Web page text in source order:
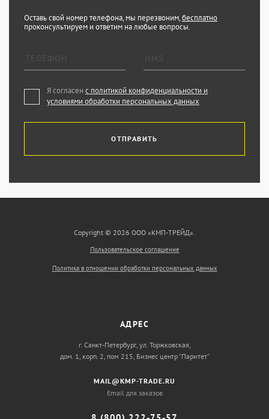
Оставь свой номер телефона, мы перезвоним,бесплатно
проконсультируем и ответим на любые вопросы.
Я согласен с политикой конфиденциальности и
условиями обработки персональных данных
ОТПРАВИТЬ
Copyright © 2026 ООО «КМП-ТРЕЙД».
Пользовательское соглашение
Политика в отношении обработки персональных данных
АДРЕС
г. Санкт-Петербург, ул. Торжковская,
дом. 1, корп. 2, пом 215, Бизнес центр “Паритет”
MAIL@KMP-TRADE.RU
Email для заказов